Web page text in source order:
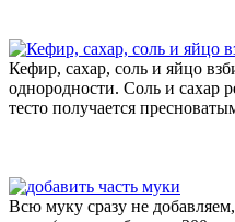
Кефир, сахар, соль и яйцо
однородности. Соль и сахар
тесто получается
Всю муку сразу не